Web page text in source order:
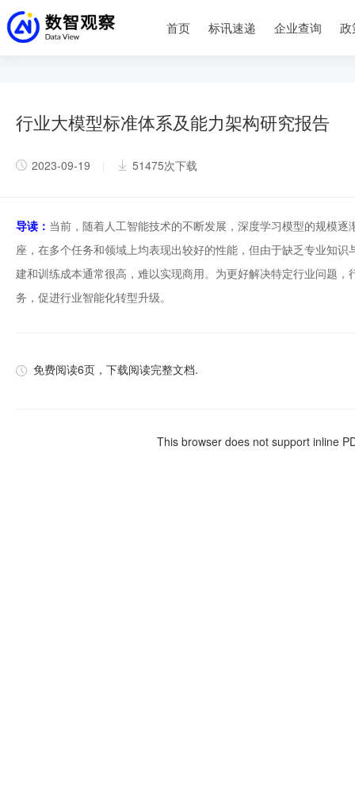
首页 标讯速递 企业查询 政
行业大模型标准体系及能力架构研究报告
2023-09-19 51475次下载
导读： 当前，随着人工智能技术的不断发展，深度学习模型的规模
座，在多个任务和领域上均表现出较好的性能，但由于缺乏专业知
建和训练成本通常很高，难以实现商用。为更好解决特定行业问题
务，促进行业智能化转型升级。
免费阅读6页，下载阅读完整文档.
This browser does not support inline